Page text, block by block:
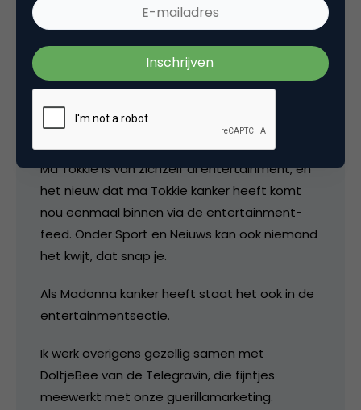
Niet zo janken Anders Floor, niet zo janken.
Neem eens een biertje en ga de verzuring
tegen. Zal je goed doen.
Ma Tokkie is van zichzelf al entertainment, en
het nieuw dat ma Tokkie kanker heeft komt
nou eenmaal binnen via de entertainment-
feed. Onder Sport en Neiuws kan ook niemand
het kwijt, dat snap je.
Als Madonna kanker heeft staat het ook in de
entertainmentsectie.
Ik werk overigens gezellig samen met
DoltjeBee van de Telegravin, die fijntjes
meewerkt met onze guerillamarketing.